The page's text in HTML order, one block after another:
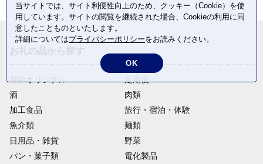
酒
肉類
加工食品
旅行・宿泊・体験
魚介類
麺類
日用品・雑貨
野菜
パン・菓子類
電化製品
当サイトでは、サイト利便性向上のため、クッキー（Cookie）を使
用しています。サイトの閲覧を継続された場合、Cookieの利用に同
意したことものといたします。
詳細についてはプライバシーポリシーをお読みください。
OK